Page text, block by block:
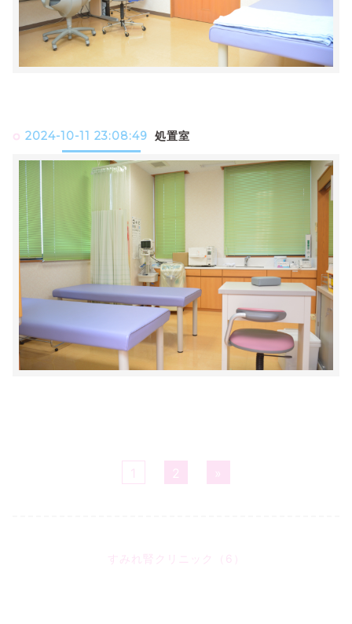
2024-10-11 23:08:49 処置室
1 2 »
すみれ腎クリニック（6）